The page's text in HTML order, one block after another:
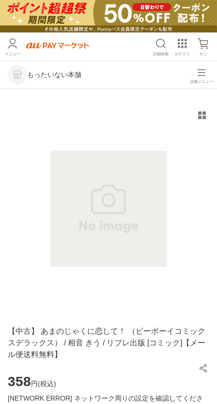
メニュー 詳細検索 カテゴリ かご
もったいない本舗
店舗メニュー
【中古】 あまのじゃくに恋して！ （ビーボーイコミック
スデラックス） / 相音 きう / リブレ出版 [コミック]【メー
ル便送料無料】
358円(税込)
[NETWORK ERROR] ネットワーク周りの設定を確認してくださ